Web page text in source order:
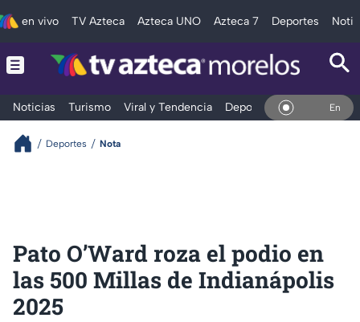
en vivo TV Azteca Azteca UNO Azteca 7 Deportes
Noticias Turismo Viral y Tendencia Deportes Espectáculos
En Vivo
Deportes Nota
Pato O’Ward roza el podio en
las 500 Millas de Indianápolis
2025